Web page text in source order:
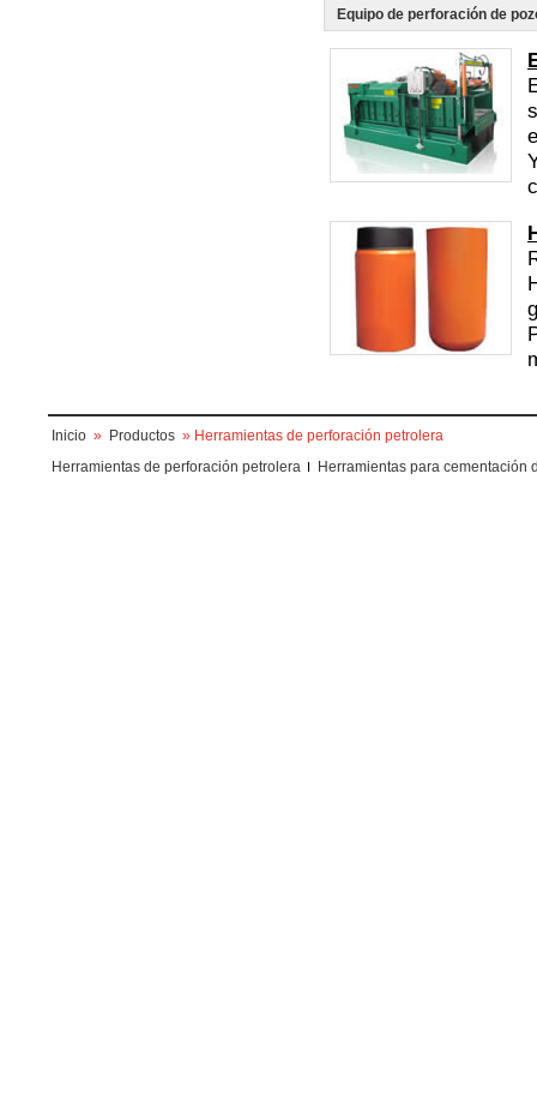
Equipo de perforación de
Inicio » Productos » Herramientas de perforación petrolera
Herramientas de perforación petrolera
Herramientas para cementación